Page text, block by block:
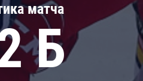
матча
Б